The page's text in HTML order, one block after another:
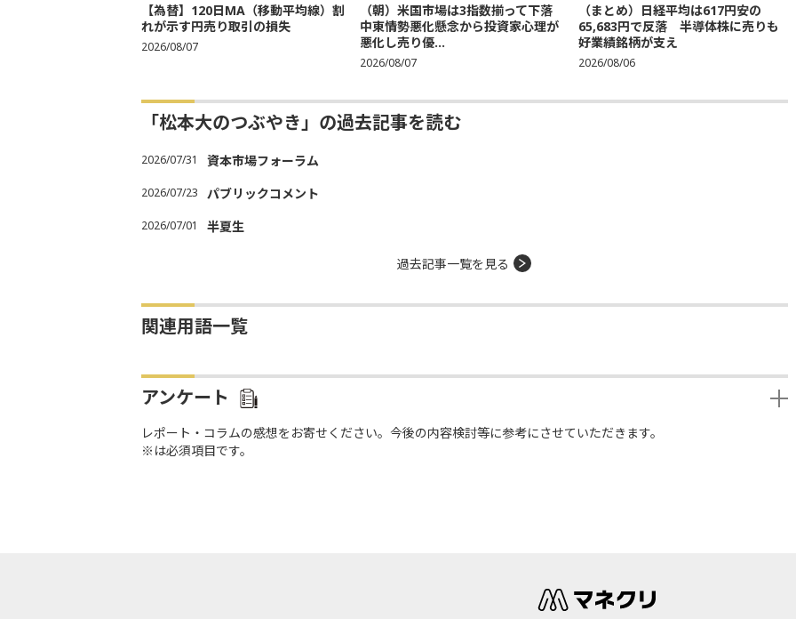
【為替】120日MA（移動平均線）割
れが示す円売り取引の損失
2026/08/07
（朝）米国市場は3指数揃って下落
中東情勢悪化懸念から投資家心理が
悪化し売り優...
2026/08/07
（まとめ）日経平均は617円安の
65,683円で反落 半導体株に売りも
好業績銘柄が支え
2026/08/06
「松本大のつぶやき」の過去記事を読む
2026/07/31 資本市場フォーラム
2026/07/23 パブリックコメント
2026/07/01 半夏生
過去記事一覧を見る
関連用語一覧
アンケート
レポート・コラムの感想をお寄せください。今後の内容検討等に参考にさせていただきます。
※は必須項目です。